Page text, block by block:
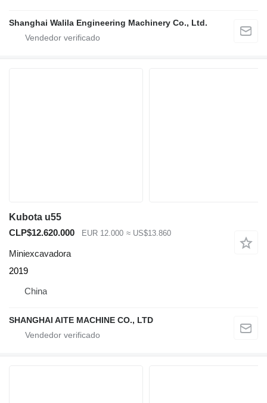
Shanghai Walila Engineering Machinery Co., Ltd.
Kubota u55
CLP$12.620.000
EUR 12.000 ≈ US$13.860
Miniexcavadora
2019
China
SHANGHAI AITE MACHINE CO., LTD